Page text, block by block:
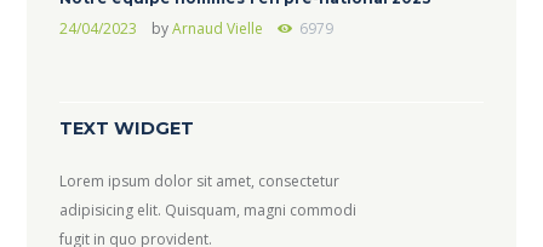
24/04/2023 byArnaud Vielle 6979
TEXT WIDGET
Lorem ipsum dolor sit amet, consectetur
adipisicing elit. Quisquam, magni commodi
fugit in quo provident.